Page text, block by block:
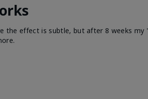
the effect is subtle, but after 8 weeks my